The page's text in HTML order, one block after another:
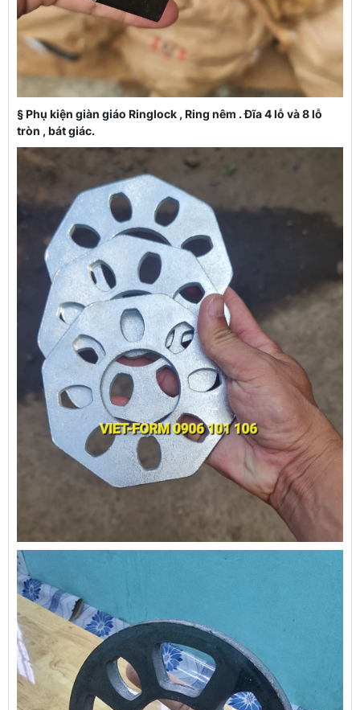
§Phụ kiện giàn giáo Ringlock , Ring nêm . Đĩa 4 lỗ và 8 lỗ
tròn , bát giác.